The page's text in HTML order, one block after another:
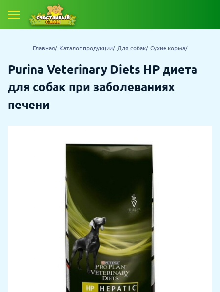
Главная Каталог продукции Для собак Сухие корма
Purina Veterinary Diets HP диета
для собак при заболеваниях
печени